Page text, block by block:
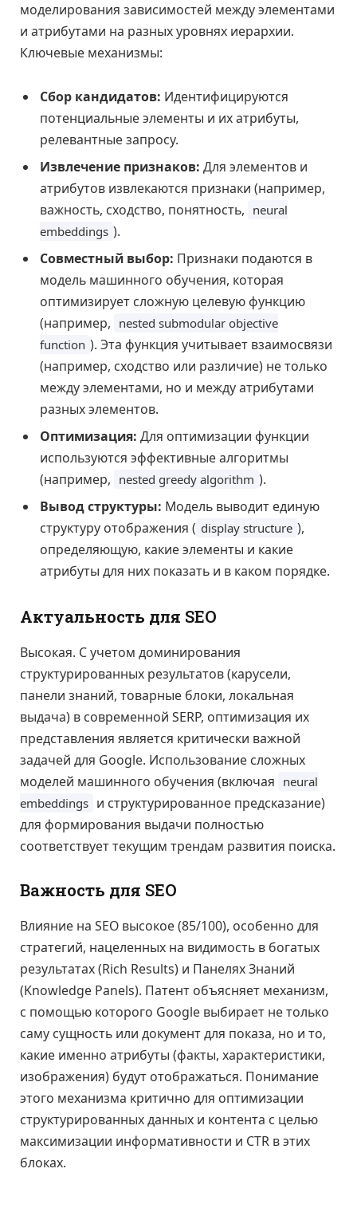
моделирования зависимостей между элементами
и атрибутами на разных уровнях иерархии.
Ключевые механизмы:
Сбор кандидатов: Идентифицируются
потенциальные элементы и их атрибуты,
релевантные запросу.
Извлечение признаков: Для элементов и
атрибутов извлекаются признаки (например,
важность, сходство, понятность, neural
embeddings ).
Совместный выбор: Признаки подаются в
модель машинного обучения, которая
оптимизирует сложную целевую функцию
(например, nested submodular objective
function ). Эта функция учитывает взаимосвязи
(например, сходство или различие) не только
между элементами, но и между атрибутами
разных элементов.
Оптимизация: Для оптимизации функции
используются эффективные алгоритмы
(например, nested greedy algorithm ).
Вывод структуры: Модель выводит единую
структуру отображения ( display structure ),
определяющую, какие элементы и какие
атрибуты для них показать и в каком порядке.
Актуальность для SEO
Высокая. С учетом доминирования
структурированных результатов (карусели,
панели знаний, товарные блоки, локальная
выдача) в современной SERP, оптимизация их
представления является критически важной
задачей для Google. Использование сложных
моделей машинного обучения (включая neural
embeddings и структурированное предсказание)
для формирования выдачи полностью
соответствует текущим трендам развития поиска.
Важность для SEO
Влияние на SEO высокое (85/100), особенно для
стратегий, нацеленных на видимость в богатых
результатах (Rich Results) и Панелях Знаний
(Knowledge Panels). Патент объясняет механизм,
с помощью которого Google выбирает не только
саму сущность или документ для показа, но и то,
какие именно атрибуты (факты, характеристики,
изображения) будут отображаться. Понимание
этого механизма критично для оптимизации
структурированных данных и контента с целью
максимизации информативности и CTR в этих
блоках.